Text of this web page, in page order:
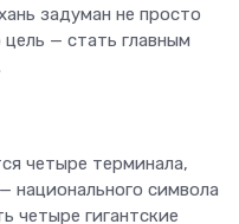
задуман не просто
— стать главным
четыре терминала,
национального символа
четыре гигантские